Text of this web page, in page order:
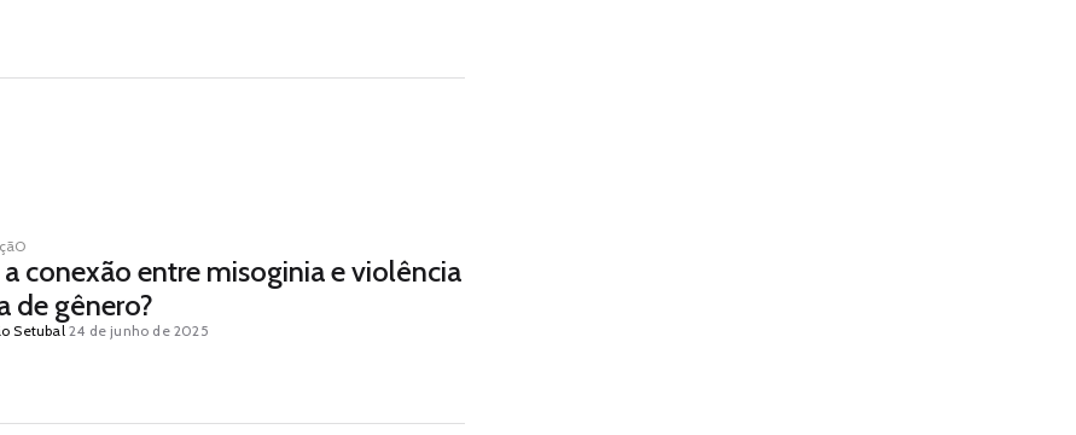
a conexão entre misoginia e violência
de gênero?
Setubal24 de junho de 2025